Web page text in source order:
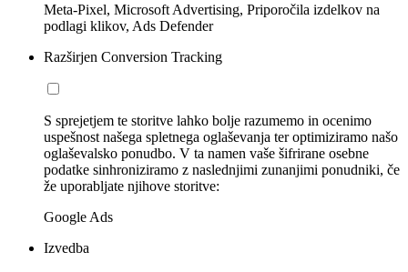
Meta-Pixel, Microsoft Advertising, Priporočila izdelkov na
podlagi klikov, Ads Defender
Razširjen Conversion Tracking
S sprejetjem te storitve lahko bolje razumemo in ocenimo
uspešnost našega spletnega oglaševanja ter optimiziramo našo
oglaševalsko ponudbo. V ta namen vaše šifrirane osebne
podatke sinhroniziramo z naslednjimi zunanjimi ponudniki, če
že uporabljate njihove storitve:
Google Ads
Izvedba